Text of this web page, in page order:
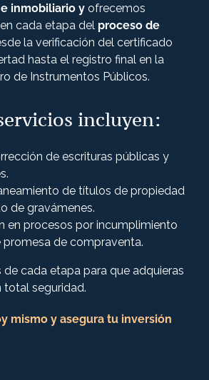
inmobiliario y ofrecemos
cada etapa del proceso de
la verificación del certificado
hasta el registro final en la
de Instrumentos Públicos.
incluyen:
de escrituras públicas y
de títulos de propiedad
de gravámenes.
en procesos por incumplimiento
de compraventa.
cada etapa para que adquieras
seguridad.
mismo y asegura tu inversión